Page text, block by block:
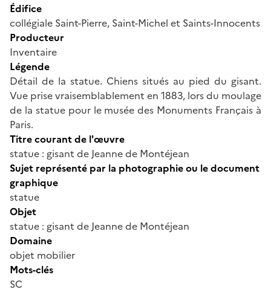
Édifice
collégiale Saint-Pierre, Saint-Michel et Saints-Innocents
Producteur
Inventaire
Légende
Détail de la statue. Chiens situés au pied du gisant.
Vue prise vraisemblablement en 1883, lors du moulage
de la statue pour le musée des Monuments Français à
Paris.
Titre courant de l'œuvre
statue : gisant de Jeanne de Montéjean
Sujet représenté par la photographie ou le document
graphique
statue
Objet
statue : gisant de Jeanne de Montéjean
Domaine
objet mobilier
Mots-clés
SC